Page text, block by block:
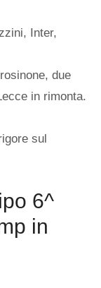
, Inter,
due
in rimonta.
sul
6^
in